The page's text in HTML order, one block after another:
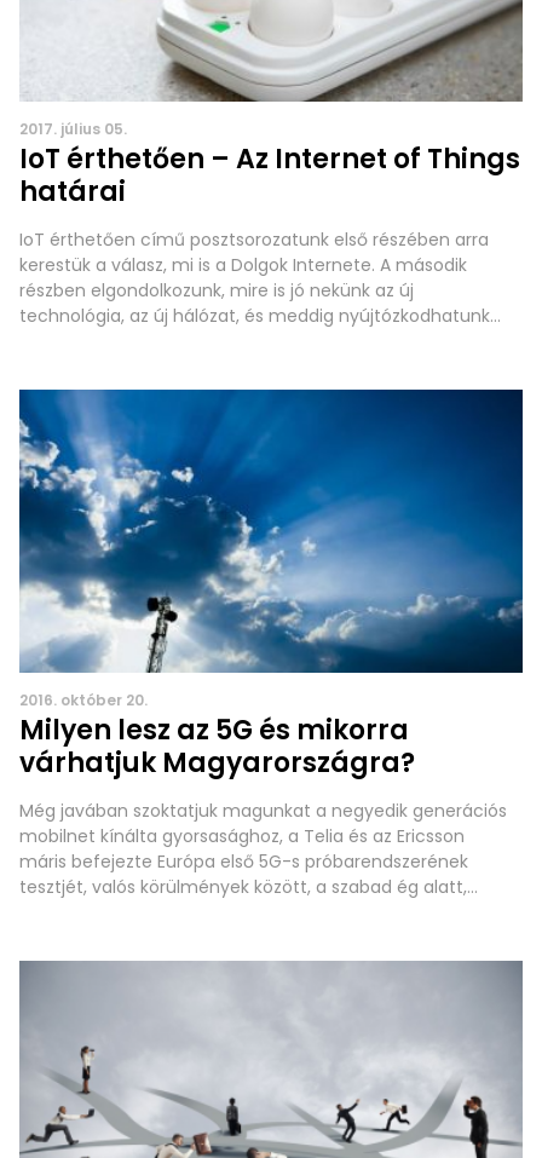
2017. július 05.
IoT érthetően – Az Internet of Things
határai
IoT érthetően című posztsorozatunk első részében arra
kerestük a válasz, mi is a Dolgok Internete. A második
részben elgondolkozunk, mire is jó nekünk az új
technológia, az új hálózat, és meddig nyújtózkodhatunk
testedzéseit pedig pontosan követi, természetesen
okoskütyükkel: okosórát és kerékpárkompjutert használ.
2016. október 20.
Milyen lesz az 5G és mikorra
várhatjuk Magyarországra?
Még javában szoktatjuk magunkat a negyedik generációs
mobilnet kínálta gyorsasághoz, a Telia és az Ericsson
máris befejezte Európa első 5G-s próbarendszerének
tesztjét, valós körülmények között, a szabad ég alatt,
rendszer a 15 GHz-es tartományban használt egy 800 MHz-